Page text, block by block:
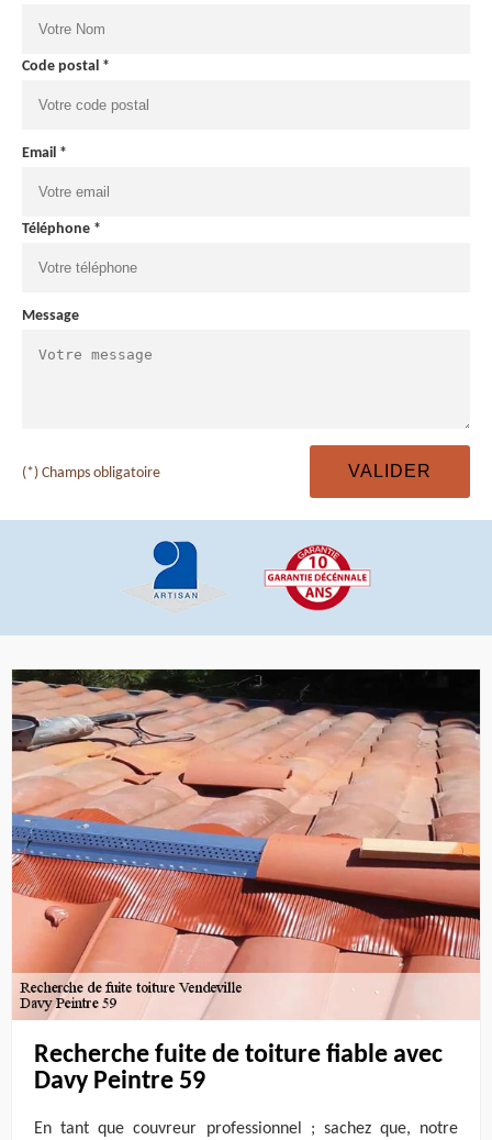
Code postal *
Email *
Téléphone *
Message
(*) Champs obligatoire
Recherche fuite de toiture fiable avec
Davy Peintre 59
En tant que couvreur professionnel ; sachez que, notre